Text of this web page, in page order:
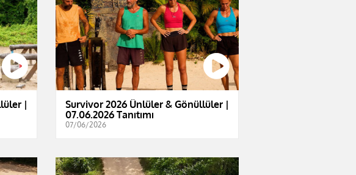
|
Survivor 2026 Ünlüler & Gönüllüler |
07.06.2026 Tanıtımı
07/06/2026